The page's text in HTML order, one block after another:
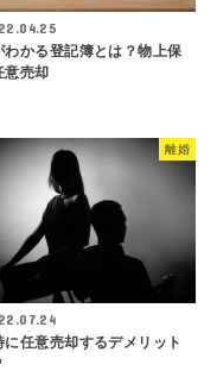
わかる登記簿とは？物上保
意売却
離婚
に任意売却するデメリット